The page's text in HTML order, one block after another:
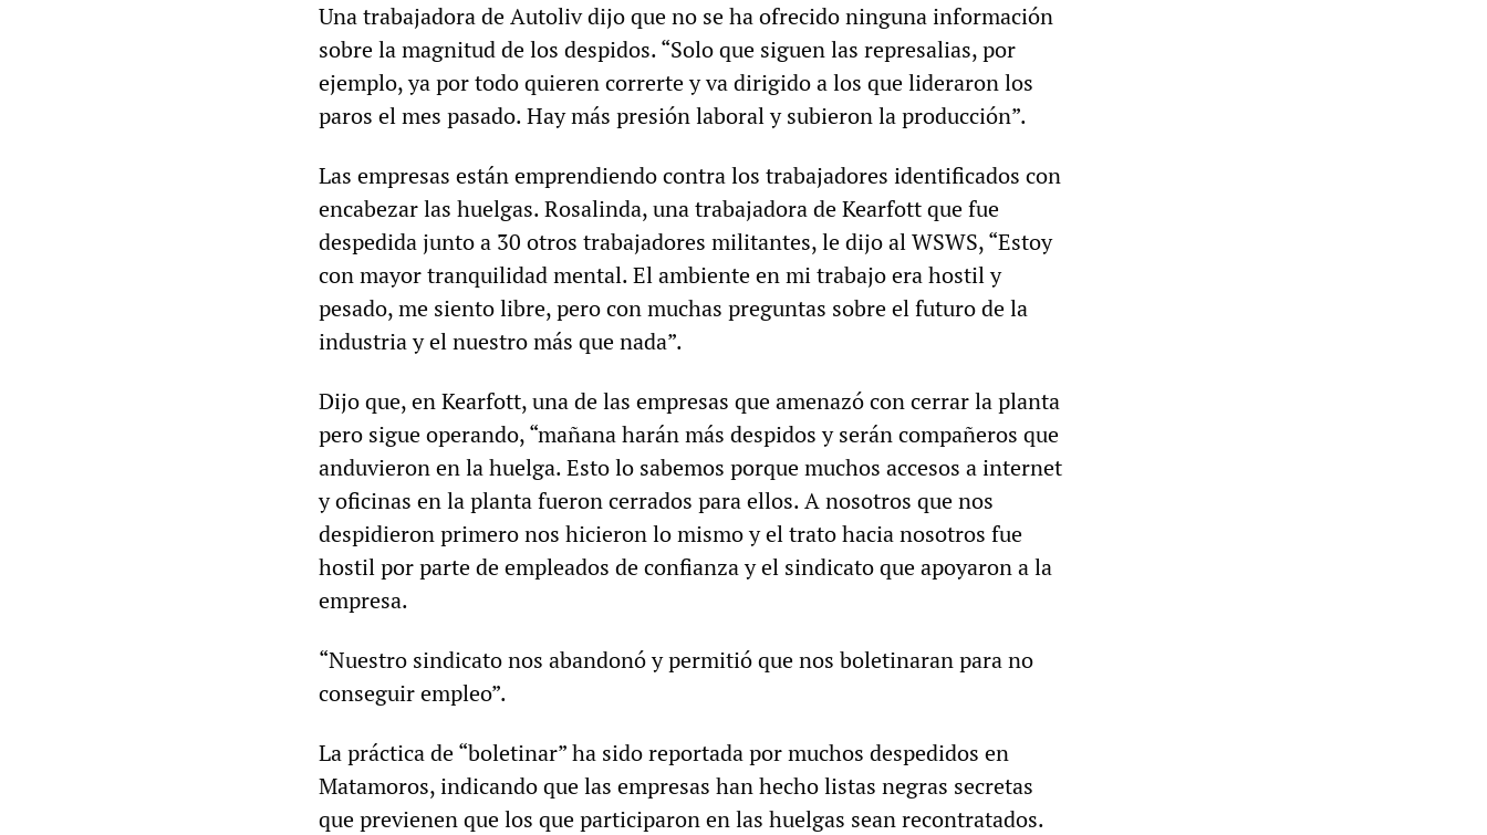
Una trabajadora de Autoliv dijo que no se ha ofrecido ninguna información
sobre la magnitud de los despidos. “Solo que siguen las represalias, por
ejemplo, ya por todo quieren correrte y va dirigido a los que lideraron los
paros el mes pasado. Hay más presión laboral y subieron la producción”.
Las empresas están emprendiendo contra los trabajadores identificados con
encabezar las huelgas. Rosalinda, una trabajadora de Kearfott que fue
despedida junto a 30 otros trabajadores militantes, le dijo al WSWS, “Estoy
con mayor tranquilidad mental. El ambiente en mi trabajo era hostil y
pesado, me siento libre, pero con muchas preguntas sobre el futuro de la
industria y el nuestro más que nada”.
Dijo que, en Kearfott, una de las empresas que amenazó con cerrar la planta
pero sigue operando, “mañana harán más despidos y serán compañeros que
anduvieron en la huelga. Esto lo sabemos porque muchos accesos a internet
y oficinas en la planta fueron cerrados para ellos. A nosotros que nos
despidieron primero nos hicieron lo mismo y el trato hacia nosotros fue
hostil por parte de empleados de confianza y el sindicato que apoyaron a la
empresa.
“Nuestro sindicato nos abandonó y permitió que nos boletinaran para no
conseguir empleo”.
La práctica de “boletinar” ha sido reportada por muchos despedidos en
Matamoros, indicando que las empresas han hecho listas negras secretas
que previenen que los que participaron en las huelgas sean recontratados.